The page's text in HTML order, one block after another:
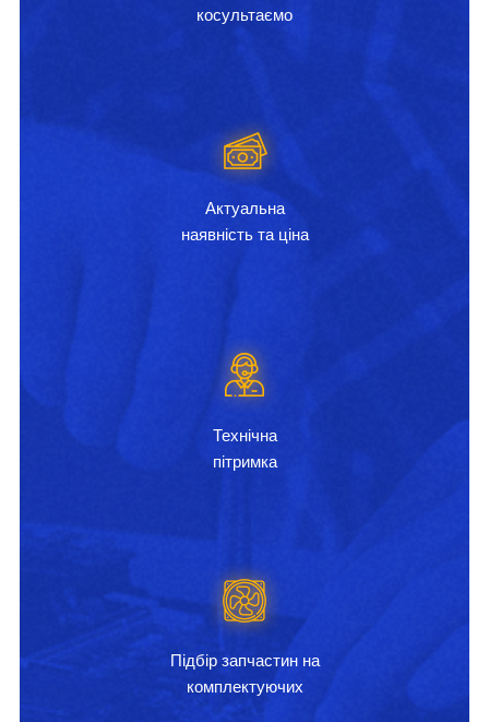
косультаємо
Актуальна
наявність та ціна
Технічна
пітримка
Підбір запчастин на
комплектуючих